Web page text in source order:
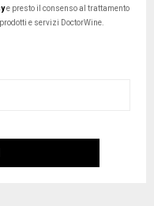
e presto il consenso al trattamento
e servizi DoctorWine.